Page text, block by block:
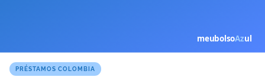
PRÉSTAMOS COLOMBIA